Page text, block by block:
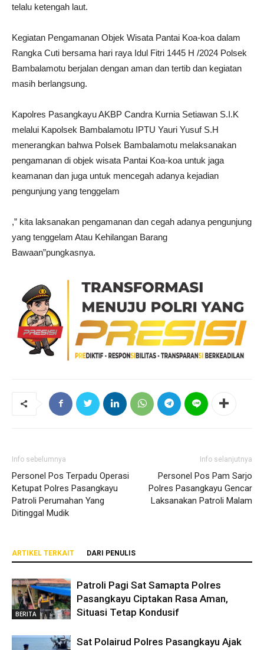
telalu ketengah laut.
Kegiatan Pengamanan Objek Wisata Pantai Koa-koa dalam
Rangka Cuti bersama hari raya Idul Fitri 1445 H /2024 Polsek
Bambalamotu berjalan dengan aman dan tertib dan kegiatan
masih berlangsung.
Kapolres Pasangkayu AKBP Candra Kurnia Setiawan S.I.K
melalui Kapolsek Bambalamotu IPTU Yauri Yusuf S.H
menerangkan bahwa Polsek Bambalamotu melaksanakan
pengamanan di objek wisata Pantai Koa-koa untuk jaga
keamanan dan juga untuk mencegah adanya kejadian
pengunjung yang tenggelam
,” kita laksanakan pengamanan dan cegah adanya pengunjung
yang tenggelam Atau Kehilangan Barang
Bawaan”pungkasnya.
Info sebelumnya
Personel Pos Terpadu Operasi
Ketupat Polres Pasangkayu
Patroli Perumahan Yang
Ditinggal Mudik
Info selanjutnya
Personel Pos Pam Sarjo
Polres Pasangkayu Gencar
Laksanakan Patroli Malam
ARTIKEL TERKAIT DARI PENULIS
BERITA
Patroli Pagi Sat Samapta Polres
Pasangkayu Ciptakan Rasa Aman,
Situasi Tetap Kondusif
Sat Polairud Polres Pasangkayu Ajak